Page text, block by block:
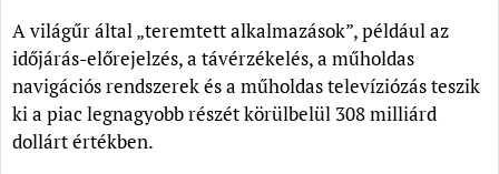
A világűr által „teremtett alkalmazások”, például az
időjárás-előrejelzés, a távérzékelés, a műholdas
navigációs rendszerek és a műholdas televíziózás teszik
ki a piac legnagyobb részét körülbelül 308 milliárd
dollárt értékben.